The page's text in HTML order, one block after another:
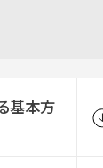
基本方